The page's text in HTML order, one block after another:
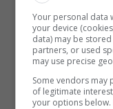
Ecco
al seno sul
minuti
Your personal data
your device
data) may be
partners, or used
may use precise
Some vendors may
of legitimate
your options